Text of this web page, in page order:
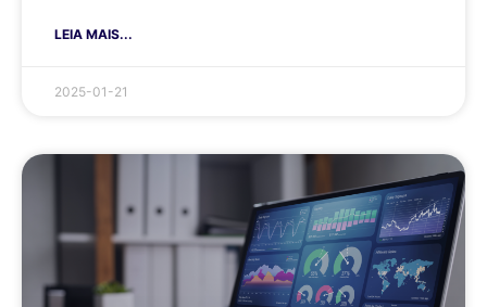
LEIA MAIS...
2025-01-21